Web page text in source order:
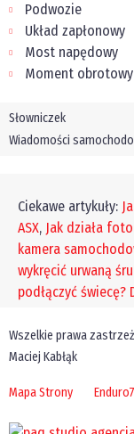
Podwozie
Układ zapłonowy
Most napędowy
Moment obrotowy
Słowniczek
Wiadomości
Ciekawe artykuły:
ASX, Jak działa
kamera
wykręcić urwaną
podłączyć świecę?
Wszelkie prawa
Maciej Kabłąk
Mapa Strony Enduro7